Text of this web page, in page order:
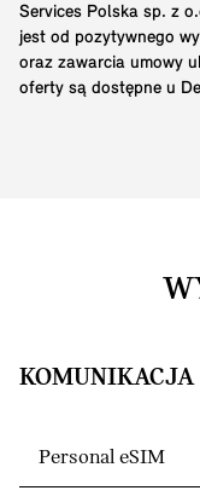
Services Polska sp. z
jest od pozytywnego
oraz zawarcia umowy
oferty są dostępne u
KOMUNIKACJA
Personal eSIM